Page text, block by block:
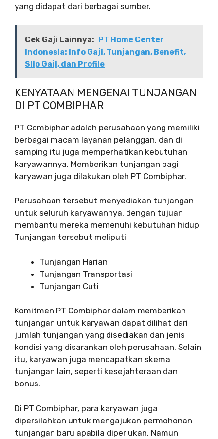
yang didapat dari berbagai sumber.
Cek Gaji Lainnya: PT Home Center
Indonesia: Info Gaji, Tunjangan, Benefit,
Slip Gaji, dan Profile
KENYATAAN MENGENAI TUNJANGAN
DI PT COMBIPHAR
PT Combiphar adalah perusahaan yang memiliki
berbagai macam layanan pelanggan, dan di
samping itu juga memperhatikan kebutuhan
karyawannya. Memberikan tunjangan bagi
karyawan juga dilakukan oleh PT Combiphar.
Perusahaan tersebut menyediakan tunjangan
untuk seluruh karyawannya, dengan tujuan
membantu mereka memenuhi kebutuhan hidup.
Tunjangan tersebut meliputi:
Tunjangan Harian
Tunjangan Transportasi
Tunjangan Cuti
Komitmen PT Combiphar dalam memberikan
tunjangan untuk karyawan dapat dilihat dari
jumlah tunjangan yang disediakan dan jenis
kondisi yang disarankan oleh perusahaan. Selain
itu, karyawan juga mendapatkan skema
tunjangan lain, seperti kesejahteraan dan
bonus.
Di PT Combiphar, para karyawan juga
dipersilahkan untuk mengajukan permohonan
tunjangan baru apabila diperlukan. Namun